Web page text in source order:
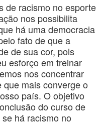
de racismo no esporte
nos possibilita
há uma democracia
fato de que a
de sua cor, pois
esforço em treinar
nos concentrar
mais converge o
país. O objetivo
do curso de
há racismo no